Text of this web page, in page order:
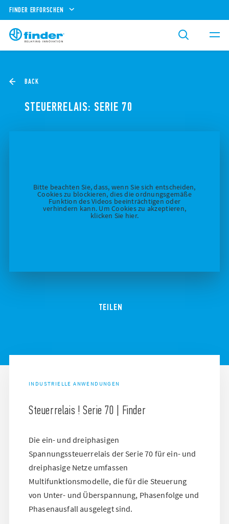
FINDER ERFORSCHEN
BACK
STEUERRELAIS: SERIE 70
Bitte beachten Sie, dass, wenn Sie sich entscheiden,
Cookies zu blockieren, dies die ordnungsgemäße
Funktion des Videos beeinträchtigen oder
verhindern kann. Um Cookies zu akzeptieren,
klicken Sie hier.
TEILEN
INDUSTRIELLE ANWENDUNGEN
Steuerrelais ! Serie 70 | Finder
Die ein- und dreiphasigen
Spannungssteuerrelais der Serie 70 für ein- und
dreiphasige Netze umfassen
Multifunktionsmodelle, die für die Steuerung
von Unter- und Überspannung, Phasenfolge und
Phasenausfall ausgelegt sind.